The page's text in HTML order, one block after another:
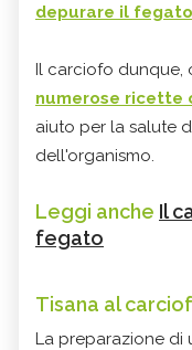
depurare il fegato
Il carciofo dunque,
numerose ricette
aiuto per la salute
dell'organismo.
Leggi anche Il
fegato
Tisana al
La preparazione di